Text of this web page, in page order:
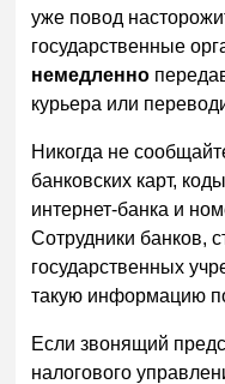
уже повод
государственные
немедленно
курьера или
Никогда не
банковских карт,
интернет-банка и
Сотрудники банков,
государственных
такую информацию
Если звонящий
налогового